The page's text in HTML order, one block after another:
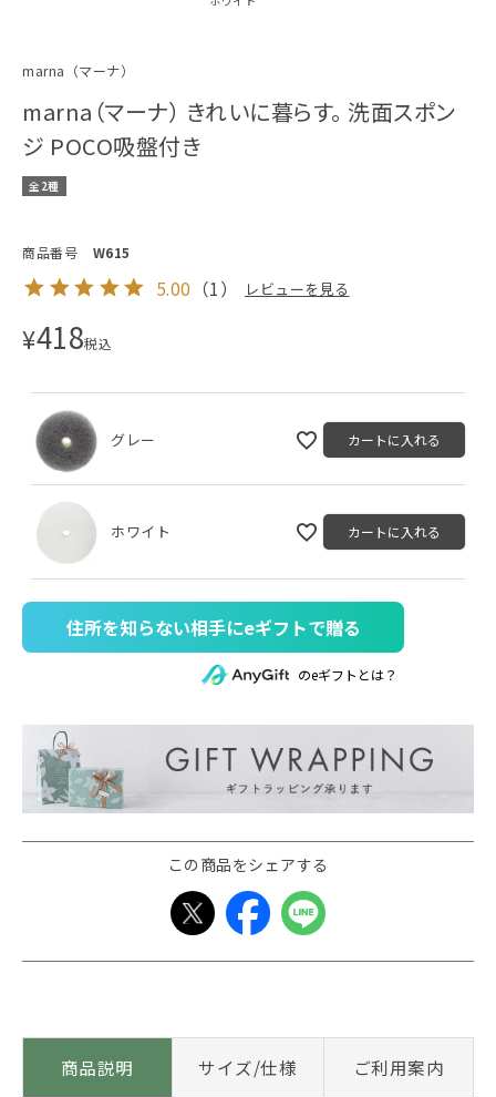
marna（マーナ）
marna（マーナ） きれいに暮らす。 洗面スポン
ジ POCO吸盤付き
全2種
商品番号 W615
5.00 （1） レビューを見る
¥418税込
グレー カートに入れる
ホワイト カートに入れる
住所を知らない相手にeギフトで贈る
のeギフトとは？
この商品をシェアする
商品説明 サイズ/仕様 ご利用案内